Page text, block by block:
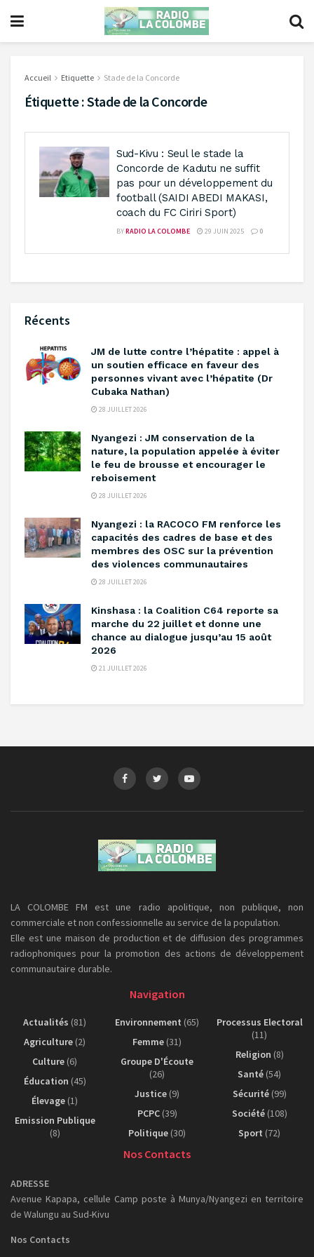
Accueil Etiquette Stade de la Concorde
Étiquette :Stade de la Concorde
Sud-Kivu : Seul le stade la
Concorde de Kadutu ne suffit
pas pour un développement du
football (SAIDI ABEDI MAKASI,
coach du FC Ciriri Sport)
BYRADIO LA COLOMBE 29 JUIN 2025 0
Récents
‎JM de lutte contre l’hépatite : appel à
un soutien efficace en faveur des
personnes vivant avec l’hépatite (Dr
Cubaka Nathan)
28 JUILLET 2026
‎Nyangezi : JM conservation de la
nature, la population appelée à éviter
le feu de brousse et encourager le
reboisement ‎
28 JUILLET 2026
‎Nyangezi : la RACOCO FM renforce les
capacités des cadres de base et des
membres des OSC sur la prévention
des violences communautaires ‎
28 JUILLET 2026
Kinshasa : la Coalition C64 reporte sa
marche du 22 juillet et donne une
chance au dialogue jusqu’au 15 août
2026
21 JUILLET 2026
LA COLOMBE FM est une radio apolitique, non publique, non
commerciale et non confessionnelle au service de la population.
Elle est une maison de production et de diffusion des programmes
radiophoniques pour la promotion des actions de développement
communautaire durable.
Navigation
Actualités (81)
Agriculture (2)
Culture (6)
Éducation (45)
Élevage (1)
Emission Publique
(8)
Environnement (65)
Femme (31)
Groupe D'Écoute
(26)
Justice (9)
PCPC(39)
Politique (30)
Processus Electoral
(11)
Religion (8)
Santé (54)
Sécurité(99)
Société(108)
Sport (72)
Nos Contacts
ADRESSE
Avenue Kapapa, cellule Camp poste à Munya/Nyangezi en territoire
de Walungu au Sud-Kivu
Nos Contacts